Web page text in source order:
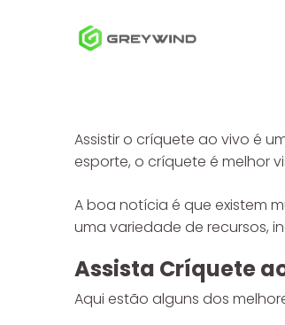
Assistir o críquete ao vivo é
esporte, o críquete é melhor
A boa notícia é que existem
uma variedade de recursos,
Assista Críquete
Aqui estão alguns dos